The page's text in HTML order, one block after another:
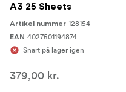
A3 25 Sheets
Artikel nummer 128154
EAN 4027501194874
Snart på lager igen
379,00 kr.